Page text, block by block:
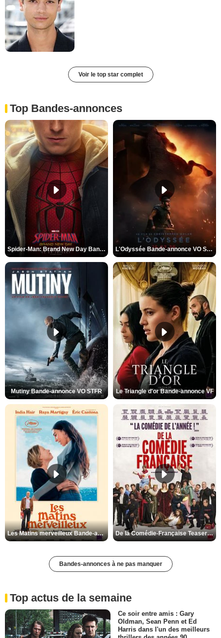
Voir le top star complet
Top Bandes-annonces
Spider-Man: Brand New Day Bande-annonce VO STFR L'Odyssée Bande-annonce VO STFR
Mutiny Bande-annonce VO STFR Le Triangle d'or Bande-annonce VF
Les Matins merveilleux Bande-annonce VF De la Comédie-Française Teaser VF
Bandes-annonces à ne pas manquer
Top actus de la semaine
Ce soir entre amis : Gary
Oldman, Sean Penn et Ed
Harris dans l'un des meilleurs